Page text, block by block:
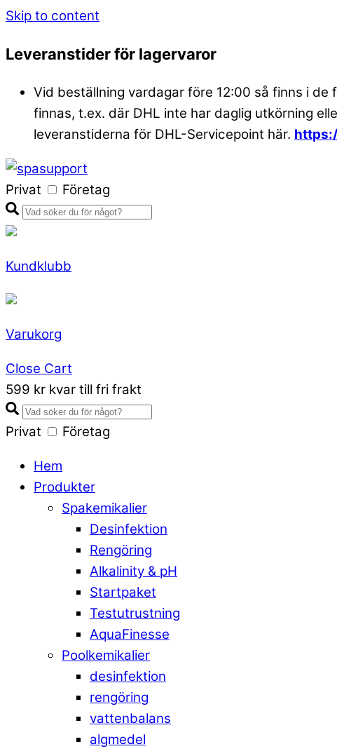
Skip to content
Leveranstider för lagervaror
Vid beställning vardagar före 12:00 så finns i
finnas, t.ex. där DHL inte har daglig utkörning
leveranstiderna för DHL-Servicepoint här.
Privat Företag
Kundklubb
Varukorg
Close Cart
599 kr kvar till fri frakt
Privat Företag
Hem
Produkter
Spakemikalier
Desinfektion
Rengöring
Alkalinity & pH
Startpaket
Testutrustning
AquaFinesse
Poolkemikalier
desinfektion
rengöring
vattenbalans
algmedel